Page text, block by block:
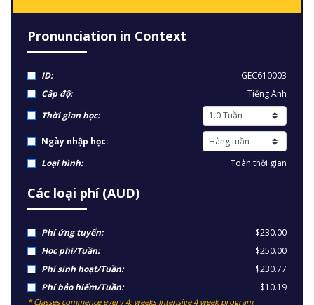
Pronunciation in Context
ID:
GEC610003
Cấp độ:
Tiếng Anh
Thời gian học:
Ngày nhập học:
Loại hình:
Toàn thời gian
Các loại phí (AUD)
Phí ứng tuyển:
$230.00
Học phí/Tuần:
$250.00
Phí sinh hoạt/Tuần:
$230.77
Phí bảo hiểm/Tuần:
$10.19
* Classes commence every 4: weeks Intensive 4 week program,